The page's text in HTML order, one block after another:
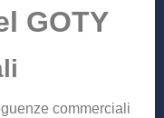
GOTY
commerciali